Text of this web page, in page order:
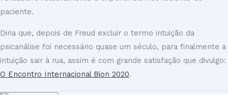
paciente.
Diria que, depois de Freud excluir o termo intuição da
psicanálise foi necessário quase um século, para finalmente a
intuição sair à rua, assim é com grande satisfação que divulgo:
O Encontro Internacional Bion 2020.